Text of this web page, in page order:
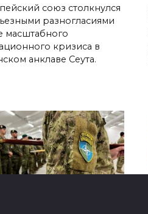
союз столкнулся
разногласиями
масштабного
кризиса в
анклаве Сеута.